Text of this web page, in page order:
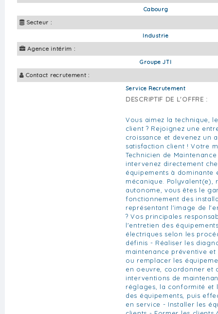
Cabourg
Secteur :
Industrie
Agence intérim :
Groupe JTI
Contact recrutement :
Service Recrutement
DESCRIPTIF DE L'OFFRE :
Vous aimez la technique,
client ? Rejoignez une
croissance et devenez un
satisfaction client ! Votre
Technicien de
intervenez directement
équipements à dominante
mécanique. Polyvalent(e),
autonome, vous êtes le
fonctionnement des
représentant l'image de
? Vos principales
l'entretien des
électriques selon les
définis - Réaliser les
maintenance préventive
ou remplacer les
en oeuvre, coordonner et
interventions de
réglages, la conformité et
des équipements, puis
en service - Installer les